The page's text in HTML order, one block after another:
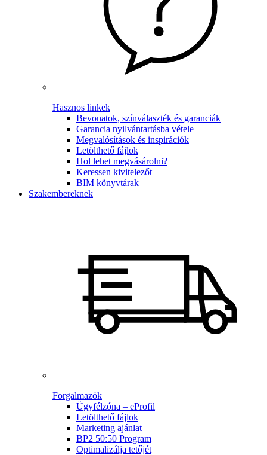
Hasznos linkek
Bevonatok, színválaszték és garanciák
Garancia nyilvántartásba vétele
Megvalósítások és inspirációk
Letölthető fájlok
Hol lehet megvásárolni?
Keressen kivitelezőt
BIM könyvtárak
Szakembereknek
Forgalmazók
Ügyfélzóna – eProfil
Letölthető fájlok
Marketing ajánlat
BP2 50:50 Program
Optimalizálja tetőjét